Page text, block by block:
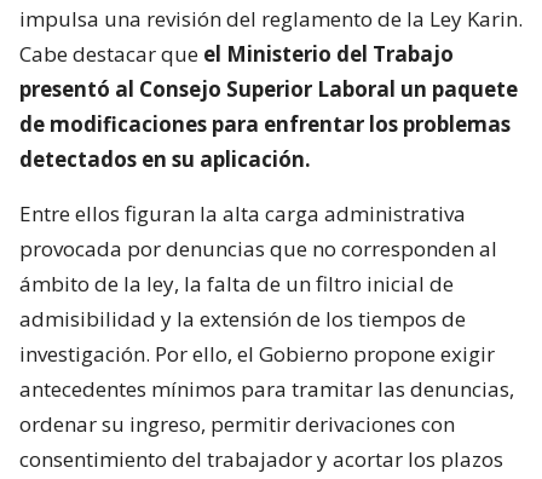
impulsa una revisión del reglamento de la Ley Karin.
Cabe destacar que el Ministerio del Trabajo
presentó al Consejo Superior Laboral un paquete
de modificaciones para enfrentar los problemas
detectados en su aplicación.
Entre ellos figuran la alta carga administrativa
provocada por denuncias que no corresponden al
ámbito de la ley, la falta de un filtro inicial de
admisibilidad y la extensión de los tiempos de
investigación. Por ello, el Gobierno propone exigir
antecedentes mínimos para tramitar las denuncias,
ordenar su ingreso, permitir derivaciones con
consentimiento del trabajador y acortar los plazos